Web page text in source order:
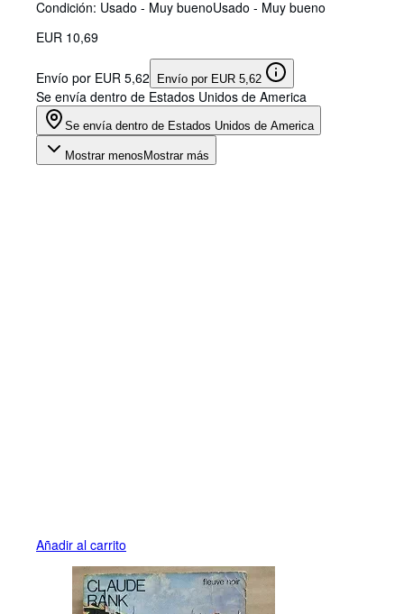
Condición: Usado - Muy buenoUsado - Muy bueno
EUR 10,69
Envío por EUR 5,62 Envío por EUR 5,62
Se envía dentro de Estados Unidos de America
Se envía dentro de Estados Unidos de America
Mostrar menos Mostrar más
Añadir al carrito